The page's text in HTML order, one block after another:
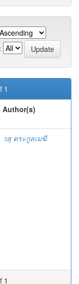
1
Author(s)
วสุ ตระกูลเมฆี
1